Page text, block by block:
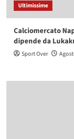
Ultimissime
Calciomercato
dipende da
Sport Over